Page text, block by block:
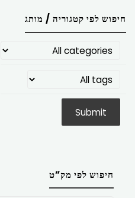
חיפוש לפי קטגוריה / מותג
חיפוש לפי מק”ט